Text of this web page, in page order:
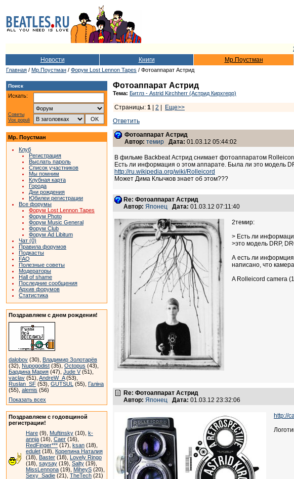
Новости Книги Мр.Поустман
Главная / Мр.Поустман / Форум Lost Lennon Tapes / Фотоаппарат Астрид
Поиск
Искать:
Советы
Vox populi
Мр. Поустман
Клуб
Регистрация
Выслать пароль
Список участников
Мы помним
Клубная карта
Города
Дни рождения
Юбилеи регистрации
Все форумы
Форум Lost Lennon Tapes
Форум Photo
Форум Music General
Форум Club
Форум Ad Libitum
Чат (0)
Правила форумов
Подкасты
FAQ
Полезные советы
Модераторы
Hall of shame
Последние сообщения
Архив форумов
Статистика
Поздравляем с днем рождения!
dalobov (30), Владимир Золотарёв
(32), Nupogodist (35), Octopus (43),
Бардина Мария (47), Jude V(51),
vaclav (51), AndreW_A(53),
Ruslan_SF (53), GUTSUL (55), Галіна
(55), alemis (56)
Показать всех
Поздравляем с годовщиной
регистрации!
Hare (9), Muftinsky (10), k-
annja (16), Caer (16),
RedFinger*** (17), ksan (18),
edulet (18), Корепина Наталия
(18), Baster (18), Lovely Ringo
(18), saysay (19), Salty (19),
MissLennona (19), MiheyS (20),
Sexy_Sadie (21), TheTech (21)
Фотоаппарат Астрид
Тема: Битлз - Astrid Kirchherr (Астрид Кирхгерр)
Страницы: 1 2
Еще>>
Ответить
Фотоаппарат Астрид
Автор: темир Дата: 01.03.12 05:44:02
В фильме Backbeat Астрид снимает фотоаппаратом
Есть ли информация о этом аппарате. Была ли это модель
http://ru.wikipedia.org/wiki/Rolleicord
Может Дима Клычков знает об этом???
Re: Фотоаппарат Астрид
Автор: Японец Дата: 01.03.12 07:11:40
2темир:
> Есть ли
>это модель DRP,
А есть ли
написано, что
A Rolleicord camera
Re: Фотоаппарат Астрид
Автор: Японец Дата: 01.03.12 23:32:06
http://